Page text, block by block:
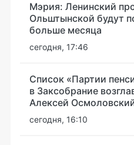
Мэрия: Ленинский
Ольштынской будут
больше месяца
сегодня, 17:46
Список «Партии
в Заксобрание
Алексей
сегодня, 16:10